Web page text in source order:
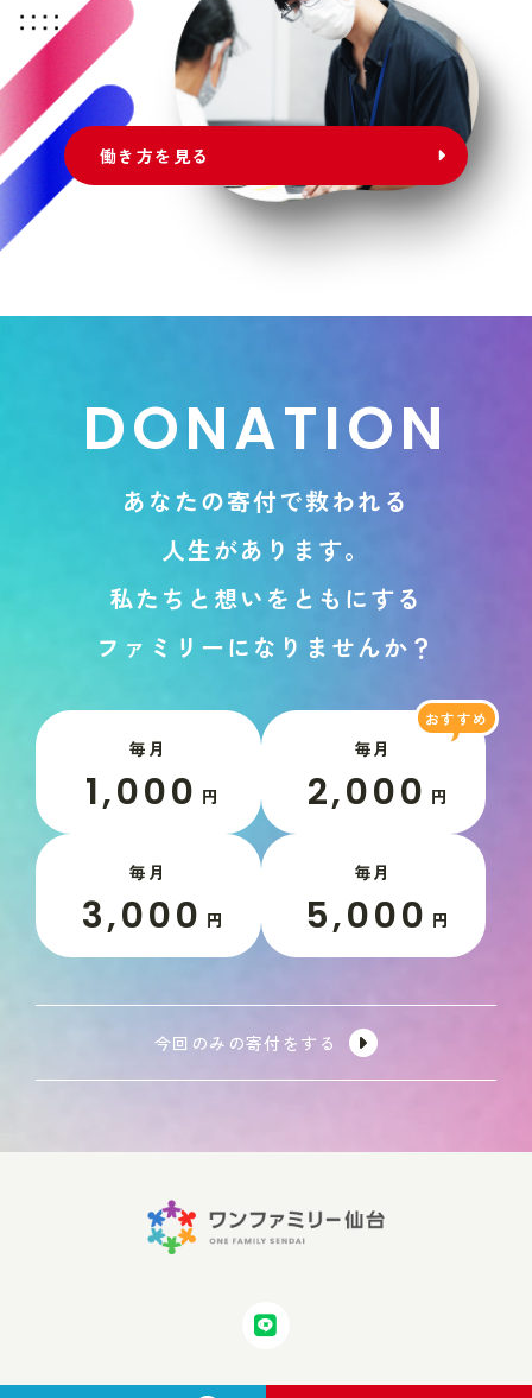
働き方を見る
DONATION
あ な たの寄付で救われ る
人生があ り ま す。
私た ち と 想い を と も にする
フ ァ ミ リ ーに な り ま せんか ？
毎月
1,000 円
毎月
2,000 円
毎月
3,000 円
毎月
5,000 円
今回のみの寄付をする